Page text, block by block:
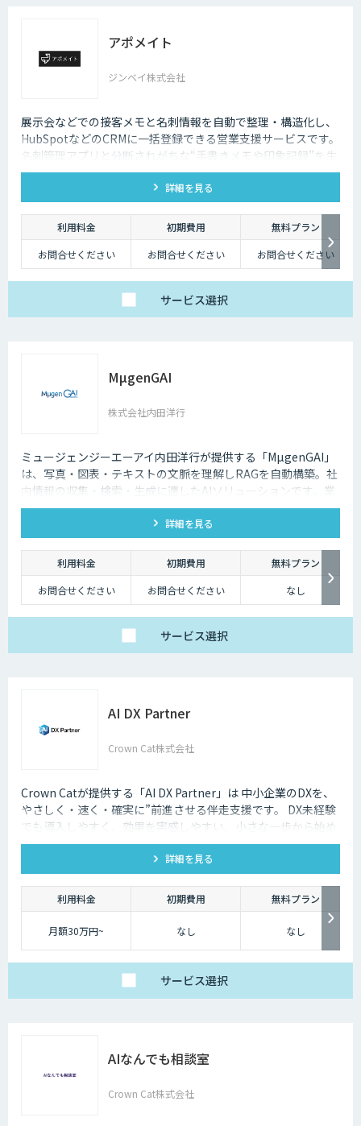
アポメイト
ジンベイ株式会社
展示会などでの接客メモと名刺情報を自動で整理・構造化し、
HubSpotなどのCRMに一括登録できる営業支援サービスです。
名刺管理アプリと分断されがちな“手書きメモや印象記録”を生
成AIで読み取ります。
詳細を見る
利用料金 初期費用
無料プラン
お問合せください
お問合せください お問合せください
サービス選択
MµgenGAI
株式会社内田洋行
ミュージェンジーエーアイ内田洋行が提供する「MµgenGAI」
は、写真・図表・テキストの文脈を理解しRAGを自動構築。社
内情報の収集・検索・生成に適したAIソリューションです。業
種を問わず業務効率とナレッジ活用を支援します。
詳細を見る
利用料金 初期費用
無料プラン
お問合せください
お問合せください なし
サービス選択
AI DX Partner
Crown Cat株式会社
Crown Catが提供する「AI DX Partner」は 中小企業のDXを、
やさしく・速く・確実に”前進させる伴走支援です。 DX未経験
でも導入しやすく、効果を実感しやすい、小さな一歩から始め
るDX支援サービスです。 AI DX Partnerは、大手企業のDX支援
で培ったノウハウをベースに、 地方・中小企業のための“現実
的なDX”を設計・実装・運用まで一貫して支援いたします。 私
たちは、コンサル×開発×AIの力で、現場に寄り添った 『ちょ
うどいいDX』を実現します。
詳細を見る
利用料金 初期費用 無料プラン
月額30万円~ なし なし
サービス選択
AIなんでも相談室
Crown Cat株式会社